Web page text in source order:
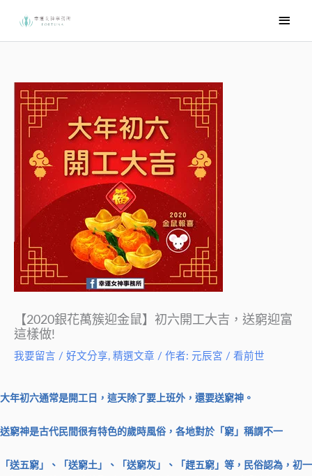
要
【2020銀花萬簇迎金鼠】初六開工大吉，送窮迎富
這樣做!
我要留言 / 好文分享, 精選文章 / 作者: 元辰宮 / 看前世
大年初六通常是開工日，這天除了要上班外，還要送窮神。
送窮神是古代民間很有特色的歲時風俗，各地對於「窮」稱謂不一
「送五窮」、「送窮土」、「送窮灰」、「趕五窮」等，民俗認為，初一